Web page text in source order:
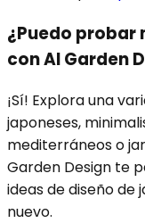
¿Puedo probar
con AI Garden
¡Sí! Explora una
japoneses,
mediterráneos o
Garden Design te
ideas de diseño de
nuevo.